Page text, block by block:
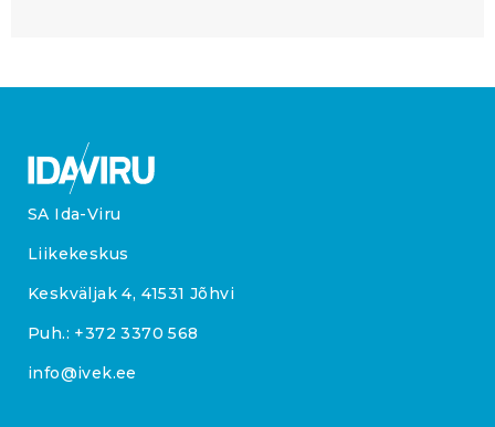
SA Ida-Viru
Liikekeskus
Keskväljak 4, 41531 Jõhvi
Puh.: +372 3370 568
info@ivek.ee